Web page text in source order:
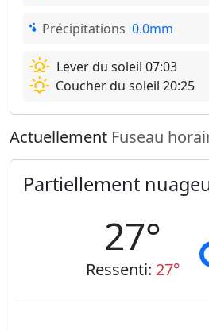
Précipitations 0.0mm
Lever du soleil 07:03
Coucher du soleil 20:25
Actuellement Fuseau
Partiellement
27°
Ressenti: 27°